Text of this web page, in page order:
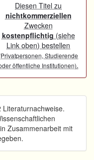
Diesen Titel zu
nichtkommerziellen
Zwecken
kostenpflichtig (siehe
Link oben) bestellen
Studierende
öffentliche Institutionen).
Literaturnachweise.
in Zusammenarbeit mit